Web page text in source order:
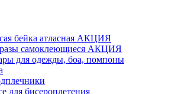
бейка атласная АКЦИЯ
самоклеющиеся АКЦИЯ
для одежды, боа, помпоны
для бисероплетения